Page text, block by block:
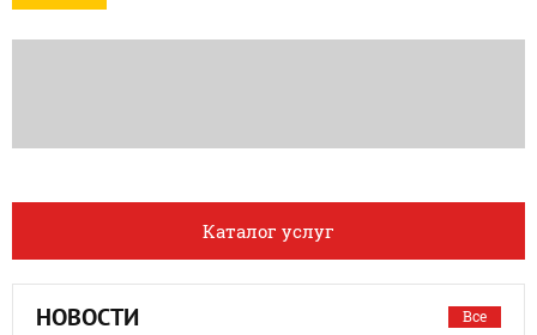
Каталог услуг
НОВОСТИ Все